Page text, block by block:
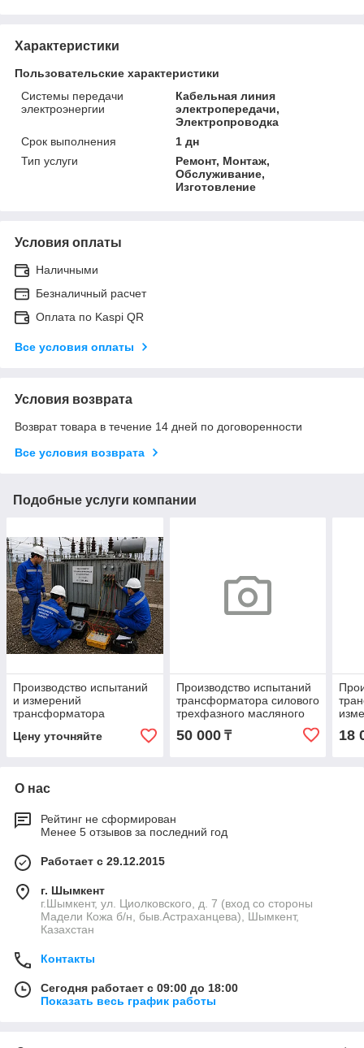
Характеристики
Пользовательские характеристики
Системы передачи
электроэнергии
Кабельная линия
электропередачи,
Электропроводка
Срок выполнения
1 дн
Тип услуги
Ремонт, Монтаж,
Обслуживание,
Изготовление
Условия оплаты
Наличными
Безналичный расчет
Оплата по Kaspi QR
Все условия оплаты
Условия возврата
Возврат товара в течение 14 дней по договоренности
Все условия возврата
Подобные услуги компании
Производство испытаний
и измерений
трансформатора
двухобмот.напря.до 11кВ,
Цену уточняйте
Производство испытаний
трансформатора силового
трехфазного масляного
двух обмоточного
напряжением до 35кВ
50 000₸ 18
О нас
Рейтинг не сформирован
Менее 5 отзывов за последний год
Работает с 29.12.2015
г. Шымкент
г.Шымкент, ул. Циолковского, д. 7 (вход со стороны
Мадели Кожа б/н, быв.Астраханцева), Шымкент,
Казахстан
Контакты
Сегодня работает с 09:00 до 18:00
Показать весь график работы